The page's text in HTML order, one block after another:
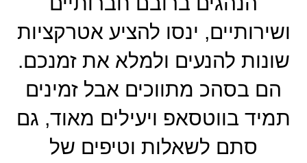
ושירותיים, ינסו להציע אטרקציות
שונות להנעים ולמלא את זמנכם.
הם בסהכ מתווכים אבל זמינים
תמיד בווטסאפ ויעילים מאוד, גם
סתם לשאלות וטיפים של